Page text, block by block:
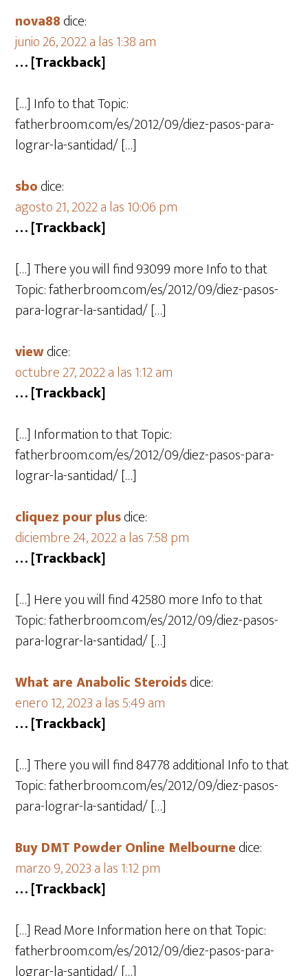
nova88dice:
junio 26, 2022 a las 1:38 am
… [Trackback]
[…] Info to that Topic:
fatherbroom.com/es/2012/09/diez-pasos-para-
lograr-la-santidad/ […]
sbodice:
agosto 21, 2022 a las 10:06 pm
… [Trackback]
[…] There you will find 93099 more Info to that
Topic: fatherbroom.com/es/2012/09/diez-pasos-
para-lograr-la-santidad/ […]
viewdice:
octubre 27, 2022 a las 1:12 am
… [Trackback]
[…] Information to that Topic:
fatherbroom.com/es/2012/09/diez-pasos-para-
lograr-la-santidad/ […]
cliquez pour plusdice:
diciembre 24, 2022 a las 7:58 pm
… [Trackback]
[…] Here you will find 42580 more Info to that
Topic: fatherbroom.com/es/2012/09/diez-pasos-
para-lograr-la-santidad/ […]
What are Anabolic Steroidsdice:
enero 12, 2023 a las 5:49 am
… [Trackback]
[…] There you will find 84778 additional Info to that
Topic: fatherbroom.com/es/2012/09/diez-pasos-
para-lograr-la-santidad/ […]
Buy DMT Powder Online Melbournedice:
marzo 9, 2023 a las 1:12 pm
… [Trackback]
[…] Read More Information here on that Topic:
fatherbroom.com/es/2012/09/diez-pasos-para-